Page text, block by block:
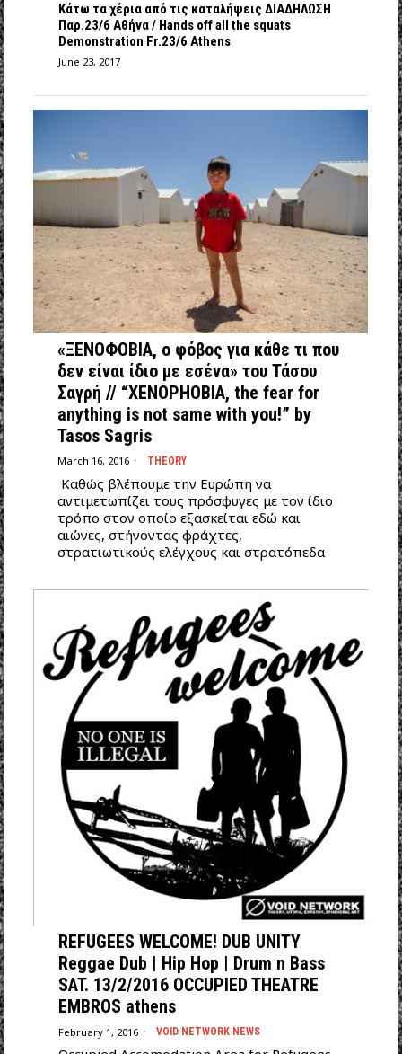
Κάτω τα χέρια από τις καταλήψεις ΔΙΑΔΗΛΩΣΗ
Παρ.23/6 Αθήνα / Hands off all the squats
Demonstration Fr.23/6 Athens
June 23, 2017
«ΞΕΝΟΦΟΒΙΑ, ο φόβος για κάθε τι που
δεν είναι ίδιο με εσένα» του Τάσου
Σαγρή // “XENOPHOBIA, the fear for
anything is not same with you!” by
Tasos Sagris
March 16, 2016 THEORY
Καθώς βλέπουμε την Ευρώπη να
αντιμετωπίζει τους πρόσφυγες με τον ίδιο
τρόπο στον οποίο εξασκείται εδώ και
αιώνες, στήνοντας φράχτες,
στρατιωτικούς ελέγχους και στρατόπεδα
REFUGEES WELCOME! DUB UNITY
Reggae Dub | Hip Hop | Drum n Bass
SAT. 13/2/2016 OCCUPIED THEATRE
EMBROS athens
February 1, 2016 VOID NETWORK NEWS